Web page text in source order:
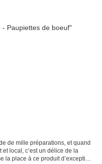
de mille préparations, et quand
local, c’est un délice de la
la place à ce produit d’exception